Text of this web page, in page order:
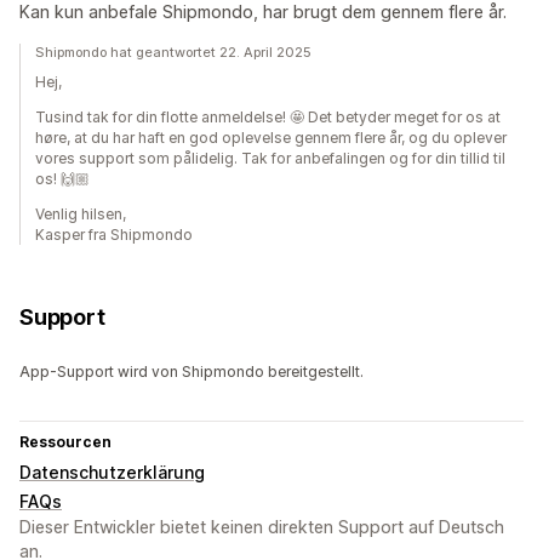
Kan kun anbefale Shipmondo, har brugt dem gennem flere år.
Shipmondo hat geantwortet 22. April 2025
Hej,
Tusind tak for din flotte anmeldelse! 🤩 Det betyder meget for os at
høre, at du har haft en god oplevelse gennem flere år, og du oplever
vores support som pålidelig. Tak for anbefalingen og for din tillid til
os! 🙌🏼
Venlig hilsen,
Kasper fra Shipmondo
Support
App-Support wird von Shipmondo bereitgestellt.
Ressourcen
Datenschutzerklärung
FAQs
Dieser Entwickler bietet keinen direkten Support auf Deutsch
an.